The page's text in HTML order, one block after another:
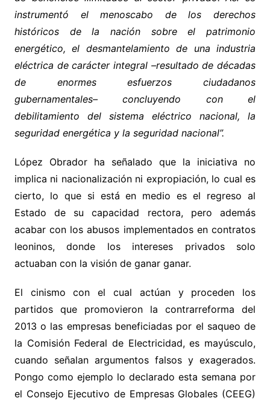
instrumentó el menoscabo de los derechos
históricos de la nación sobre el patrimonio
energético, el desmantelamiento de una industria
eléctrica de carácter integral –resultado de décadas
de enormes esfuerzos ciudadanos
gubernamentales– concluyendo con el
debilitamiento del sistema eléctrico nacional, la
seguridad energética y la seguridad nacional”.
López Obrador ha señalado que la iniciativa no
implica ni nacionalización ni expropiación, lo cual es
cierto, lo que si está en medio es el regreso al
Estado de su capacidad rectora, pero además
acabar con los abusos implementados en contratos
leoninos, donde los intereses privados solo
actuaban con la visión de ganar ganar.
El cinismo con el cual actúan y proceden los
partidos que promovieron la contrarreforma del
2013 o las empresas beneficiadas por el saqueo de
la Comisión Federal de Electricidad, es mayúsculo,
cuando señalan argumentos falsos y exagerados.
Pongo como ejemplo lo declarado esta semana por
el Consejo Ejecutivo de Empresas Globales (CEEG)